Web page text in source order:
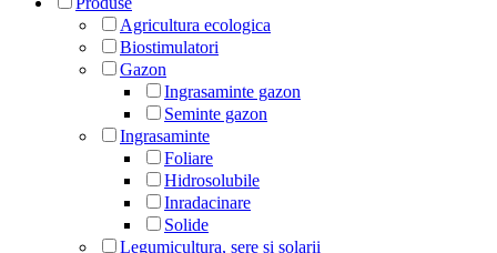
Agricultura ecologica
Biostimulatori
Gazon
Ingrasaminte gazon
Seminte gazon
Ingrasaminte
Foliare
Hidrosolubile
Inradacinare
Solide
Legumicultura, sere si solarii